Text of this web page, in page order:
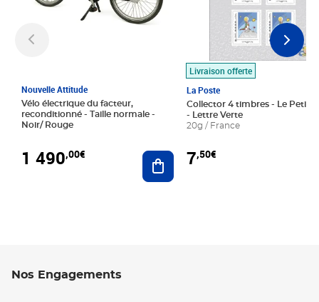
Nouvelle Attitude
Vélo électrique du facteur,
reconditionné - Taille normale -
Noir/ Rouge
1 490,00€ Ajouter au panier
Livraison offerte
La Poste
Collector 4 timbres - Le Petit
- Lettre Verte
20g / France
7,50€
Nos Engagements